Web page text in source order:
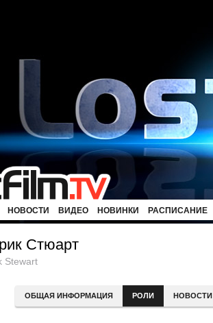
НОВОСТИ ВИДЕО НОВИНКИ РАСПИСАНИЕ
Стюарт
Stewart
ОБЩАЯ ИНФОРМАЦИЯ РОЛИ НОВОСТИ